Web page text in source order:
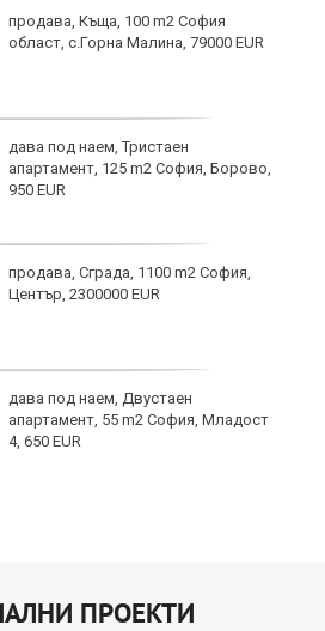
продава, Къща, 100 m2 София
област, с.Горна Малина, 79000 EUR
дава под наем, Тристаен
апартамент, 125 m2 София, Борово,
950 EUR
продава, Сграда, 1100 m2 София,
Център, 2300000 EUR
дава под наем, Двустаен
апартамент, 55 m2 София, Младост
4, 650 EUR
ПРОЕКТИ